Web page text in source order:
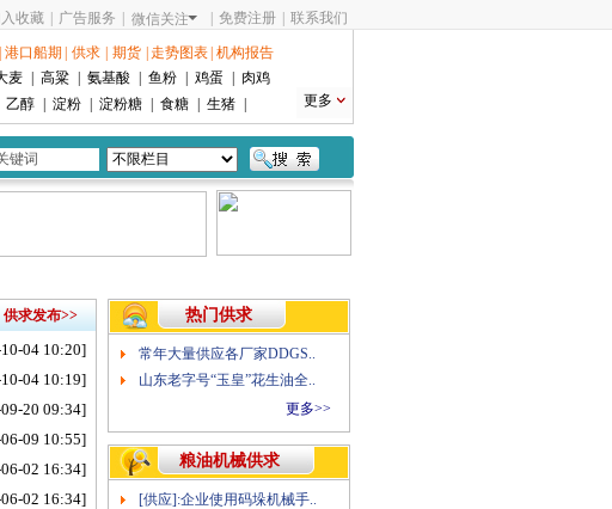
收藏 广告服务 微信关注 免费注册 联系我们
港口船期 供求 期货 走势图表 机构报告
麦 高粱 氨基酸 鱼粉 鸡蛋
肉鸡
乙醇 淀粉 淀粉糖 食糖 生猪 更多
供求发布>>
04 10:20]
04 10:19]
20 09:34]
09 10:55]
02 16:34]
02 16:34]
热门供求
常年大量供应各厂家DDGS..
山东老字号“玉皇”花生油全..
更多>>
粮油机械供求
[供应]:企业使用码垛机械手..